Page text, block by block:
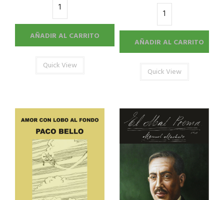
AÑADIR AL CARRITO
Quick View
AÑADIR AL CARRITO
Quick View